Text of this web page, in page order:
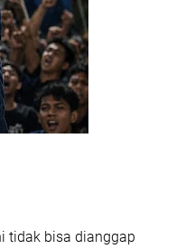
tidak bisa dianggap